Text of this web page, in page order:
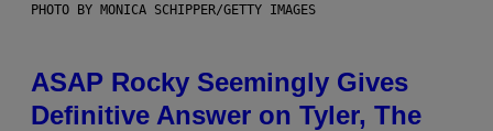
PHOTO BY MONICA SCHIPPER/GETTY IMAGES
ASAP Rocky Seemingly Gives
Definitive Answer on Tyler, The